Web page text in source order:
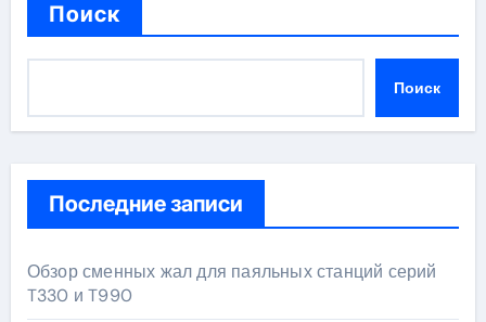
Поиск
Поиск
Последние записи
Обзор сменных жал для паяльных станций серий
T330 и T990